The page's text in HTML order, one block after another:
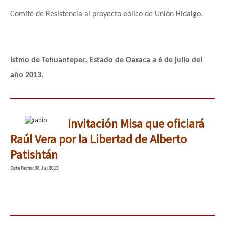
Comité de Resistencia al proyecto eólico de Unión Hidalgo.
Istmo de Tehuantepec, Estado de Oaxaca a 6 de julio del
año 2013.
Invitación Misa que oficiará
Raúl Vera por la Libertad de Alberto
Patishtán
DateFecha: 08 Jul 2013